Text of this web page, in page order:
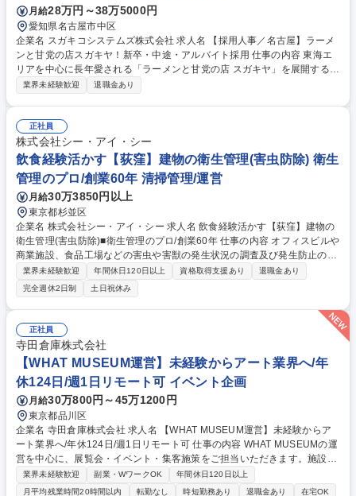
月給28万円～38万5000円
愛知県名古屋市中区
企業名 スガキコシステムズ株式会社 求人名 【採用人事／名古屋】ラーメ
ンと甘党の店スガキヤ！新卒・中途・アルバイト採用 仕事の内容 東海エ
リアを中心に長年愛される「ラーメンと甘党の店 スガキヤ」を展開する当
社本社にて、採用・人事の中核メンバーとしてご活躍いただきます。 採用
も、労務の課題や新たな制度関連など、知識や経験をもとに幅広くお任せ
いたします。 【採用背景】大幅な新規出店拡大を目指す中、採用の強化も
進めております。そして人事労務の組織体制の強化を図るための募集とな
ります。(変更範囲：当社業務全般) 募集職種 【採用人事／名古屋】ラーメ
ンと甘党の店スガキヤ！新卒・中途・アルバイト採用
業界未経験歓迎 退職金あり
正社員
株式会社シー・アイ・シー
飲食経験活かす【荻窪】建物の衛生管理(害虫防除) 衛生
管理のプロ/創業60年 清掃管理/運営
月給30万3850円以上
東京都杉並区
企業名 株式会社シー・アイ・シー 求人名 飲食経験活かす【荻窪】建物の
衛生管理(害虫防除)■衛生管理のプロ/創業60年 仕事の内容 オフィスビルや
商業施設、食品工場などの害虫や害獣の発生状況の調査及び発生防止の措
置を講じます。「建築物衛生法」に基づき建物の管理者に義務付けられて
いるため、常に需要があり、非常に安定した事業です。 【詳細】調査結果
により追加の作業が必要な場合は提案及び見積もりの作成から受注まで行
います。時には大型ビルの設計段階から携わり、ねずみが侵入しにくい構
造となるようコンサルテーションも行います。 【働き方】残業平均30時
間/月。繁忙期は45時間もありますが、残業削減のために増員募集中。現
場によっては休日・夜間勤務有(手当/振休有) 【競合優位性】全員が正社員
のため他社より高額ですが高品質で選ばれています。 募集職種 飲食経験
活かす【荻窪】建物の衛生管理(害虫防除)■衛生管理のプロ/創業60年
業界未経験歓迎 年間休日120日以上 資格取得支援あり
退職金あり
完全週休2日制
土日祝休み
正社員
寺田倉庫株式会社
【WHAT MUSEUM運営】未経験からアート業界へ/年
休124日/週1日リモート可 イベント企画
月給30万800円～45万1200円
東京都品川区
企業名 寺田倉庫株式会社 求人名 【WHAT MUSEUM運営】未経験からア
ート業界へ/年休124日/週1日リモート可 仕事の内容 WHAT MUSEUMの運
営を中心に、展覧会・イベント・集客施策をご担当いただきます。施設運
営やアルバイト管理、地域連携まで幅広い業務をお任せします。アートを
より多くの人へ届けるミュージアム作りに携われます。 ■展覧会運営、受
業界未経験歓迎 副業・WワークOK
年間休日120日以上
月平均残業時間20時間以内
転勤なし 時短勤務あり 退職金あり 在宅OK